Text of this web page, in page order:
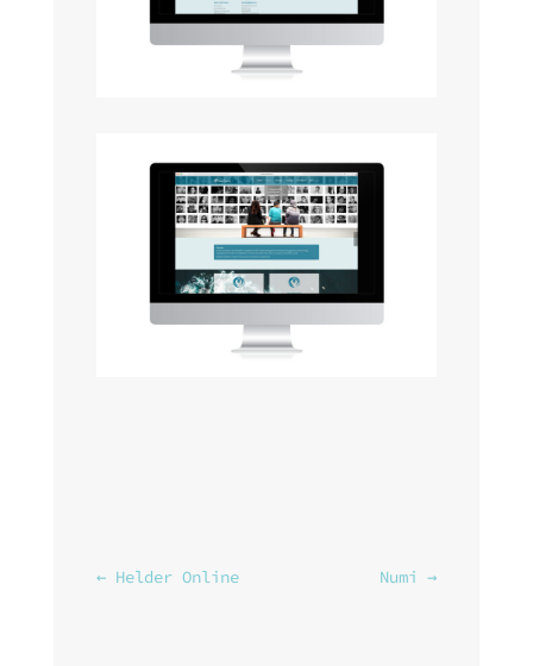
← Helder Online Numi →